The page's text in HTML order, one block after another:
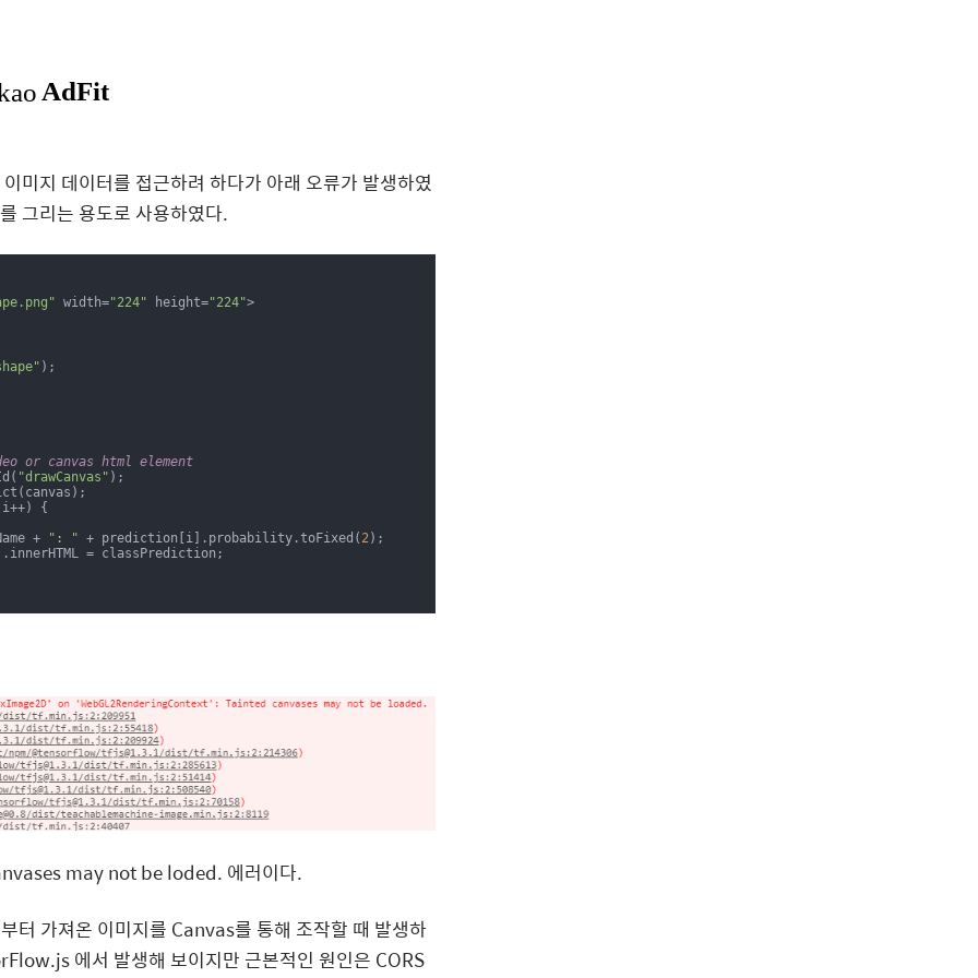
미지 데이터를 접근하려 하다가 아래 오류가 발생하였
그리는 용도로 사용하였다.
width="224" height="224">
);
or canvas html element
"drawCanvas" );
i++) {
+
": " + prediction[i].probability.toFixed( 2);
may not be loded. 에러이다.
터 가져온 이미지를 Canvas를 통해 조작할 때 발생하
에서 발생해 보이지만 근본적인 원인은 CORS